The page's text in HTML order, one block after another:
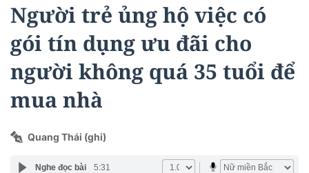
Người trẻ ủng hộ việc có
gói tín dụng ưu đãi cho
người không quá 35 tuổi để
mua nhà
Quang Thái (ghi)
Nghe đọc bài 5:31